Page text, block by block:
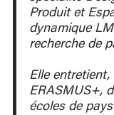
comes in
professional
internships, and
the School is
equipment that
students with
professional
Produit et
dynamique
recherche de
Elle entretient,
ERASMUS+,
écoles de